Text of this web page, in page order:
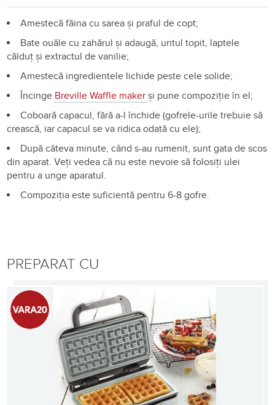
Amestecă făina cu sarea și praful de copt;
Bate ouăle cu zahărul și adaugă, untul topit, laptele
călduț și extractul de vanilie;
Amestecă ingredientele lichide peste cele solide;
Încinge Breville Waffle makerși pune compoziție în el;
Coboară capacul, fără a-l închide (gofrele-urile trebuie să
crească, iar capacul se va ridica odată cu ele);
După câteva minute, când s-au rumenit, sunt gata de scos
din aparat. Veți vedea că nu este nevoie să folosiți ulei
pentru a unge aparatul.
Compoziția este suficientă pentru 6-8 gofre.
PREPARAT CU